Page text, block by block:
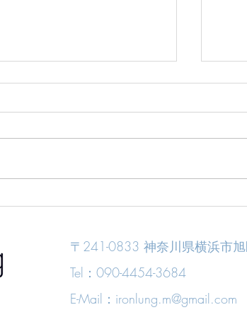
〒241-0833 神奈川県横浜市
Tel： 090-4454-3684
E-Mail： ironlung.m@gmail.com